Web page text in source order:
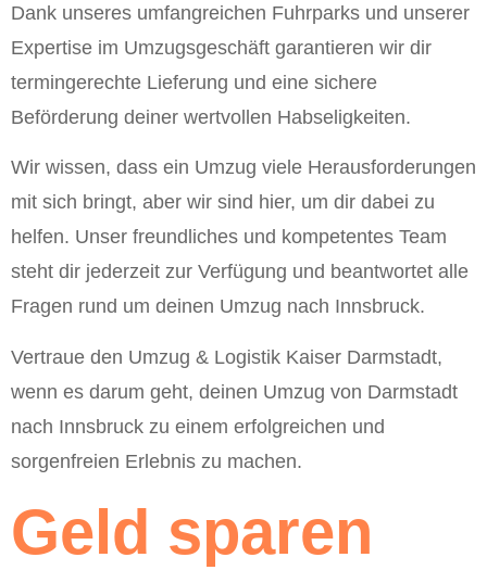
Dank unseres umfangreichen Fuhrparks und unserer
Expertise im Umzugsgeschäft garantieren wir dir
termingerechte Lieferung und eine sichere
Beförderung deiner wertvollen Habseligkeiten.
Wir wissen, dass ein Umzug viele Herausforderungen
mit sich bringt, aber wir sind hier, um dir dabei zu
helfen. Unser freundliches und kompetentes Team
steht dir jederzeit zur Verfügung und beantwortet alle
Fragen rund um deinen Umzug nach Innsbruck.
Vertraue den Umzug & Logistik Kaiser Darmstadt,
wenn es darum geht, deinen Umzug von Darmstadt
nach Innsbruck zu einem erfolgreichen und
sorgenfreien Erlebnis zu machen.
Geld sparen